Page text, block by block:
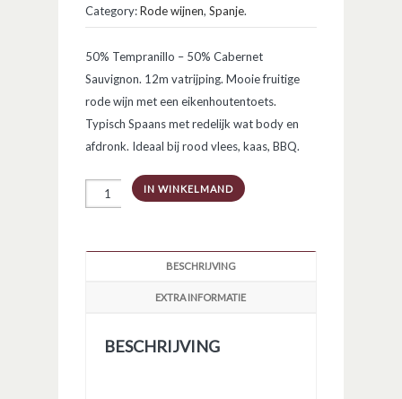
Category:Rode wijnen, Spanje.
50% Tempranillo – 50% Cabernet
Sauvignon. 12m vatrijping. Mooie fruitige
rode wijn met een eikenhoutentoets.
Typisch Spaans met redelijk wat body en
afdronk. Ideaal bij rood vlees, kaas, BBQ.
DOP
IN WINKELMAND
BESCHRIJVING
EXTRA INFORMATIE
BESCHRIJVING